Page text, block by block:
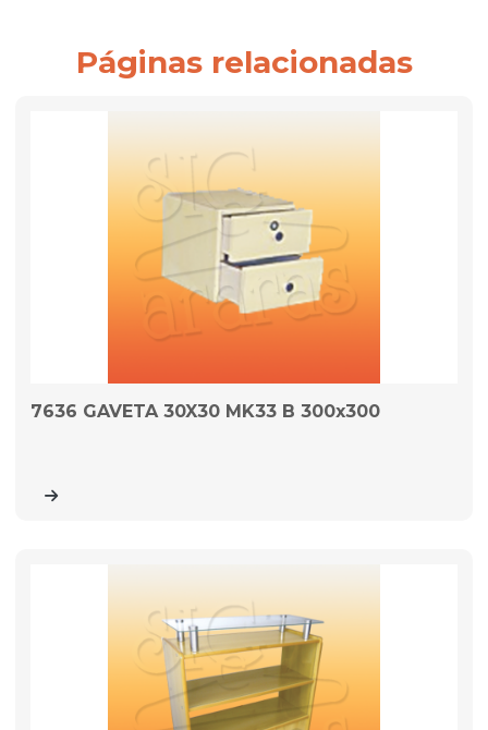
Páginas relacionadas
7636 GAVETA 30X30 MK33 B 300x300